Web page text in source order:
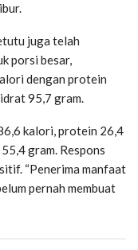
juga telah
porsi besar,
dengan protein
95,7 gram.
kalori, protein 26,4
gram. Respons
“Penerima manfaat
pernah membuat